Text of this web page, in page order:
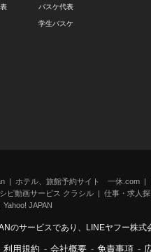
バスケ代表
学生バスケ
ホテル、旅館予約サイト 一休.com
ピ動画サービス クラシル 仕事・求人
Yahoo! JAPAN
のサービスであり、LINEヤフー株
利用規約 - 会社概要 - 免責事項 -